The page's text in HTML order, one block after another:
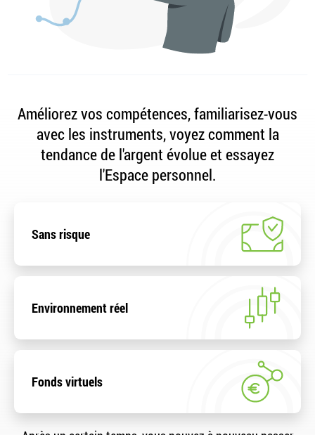
Améliorez vos compétences, familiarisez-vous
avec les instruments, voyez comment la
tendance de l'argent évolue et essayez
l'Espace personnel.
Sans risque
Environnement réel
Fonds virtuels